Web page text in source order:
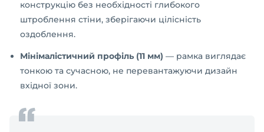
конструкцію без необхідності глибокого
штроблення стіни, зберігаючи цілісність
оздоблення.
Мінімалістичний профіль (11 мм) — рамка виглядає
тонкою та сучасною, не перевантажуючи дизайн
вхідної зони.